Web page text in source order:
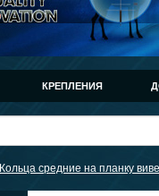
КРЕПЛЕНИЯ
Кольца средние на планку